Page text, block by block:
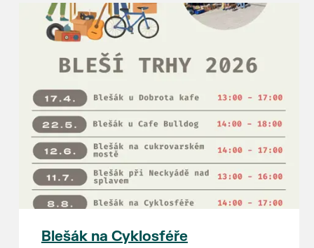
14:00 - krojový průvod pro stárky od
hostince “U Buvola”
16:00 - odpolední zábava na sokolovně
21:00 - večerní zábava
K tanci a poslechu bude hrát DH
Lanžhotčané.
Těšíme se na Vás!
Blešák na Cyklosféře